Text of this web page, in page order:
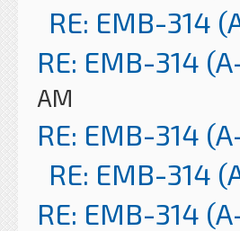
RE: EMB-314
RE: EMB-314
AM
RE: EMB-314
RE: EMB-314
RE: EMB-314